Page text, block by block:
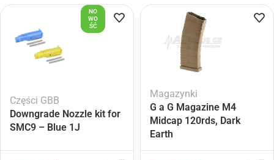
NO
WO
ŚĆ
Części GBB
Downgrade Nozzle kit for
SMC9 – Blue 1J
Magazynki
G a G Magazine M4
Midcap 120rds, Dark
Earth